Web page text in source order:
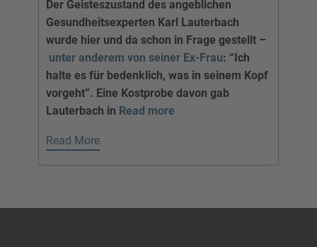
Der Geisteszustand des angeblichen
Gesundheitsexperten Karl Lauterbach
wurde hier und da schon in Frage gestellt –
unter anderem von seiner Ex-Frau: “Ich
halte es für bedenklich, was in seinem Kopf
vorgeht”. Eine Kostprobe davon gab
Lauterbach in Read more
Read More